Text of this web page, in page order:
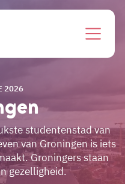
2026
studentenstad van
van Groningen is iets
Groningers staan
gezelligheid.